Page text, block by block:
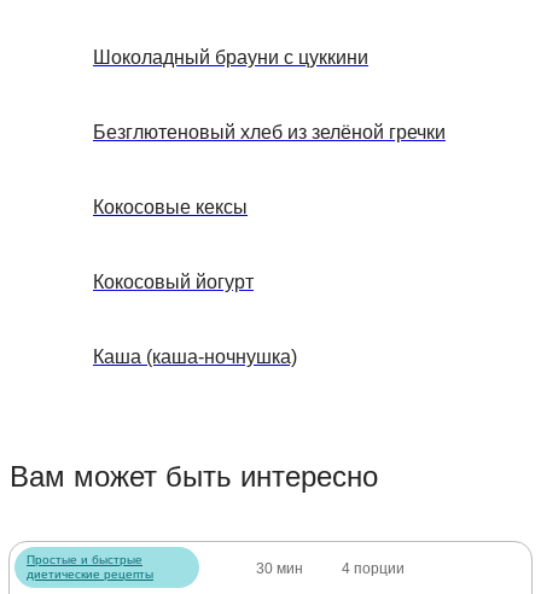
Шоколадный брауни с цуккини
Безглютеновый хлеб из зелёной гречки
Кокосовые кексы
Кокосовый йогурт
Каша (каша-ночнушка)
Вам может быть интересно
Простые и быстрые
диетические рецепты
30 мин 4 порции